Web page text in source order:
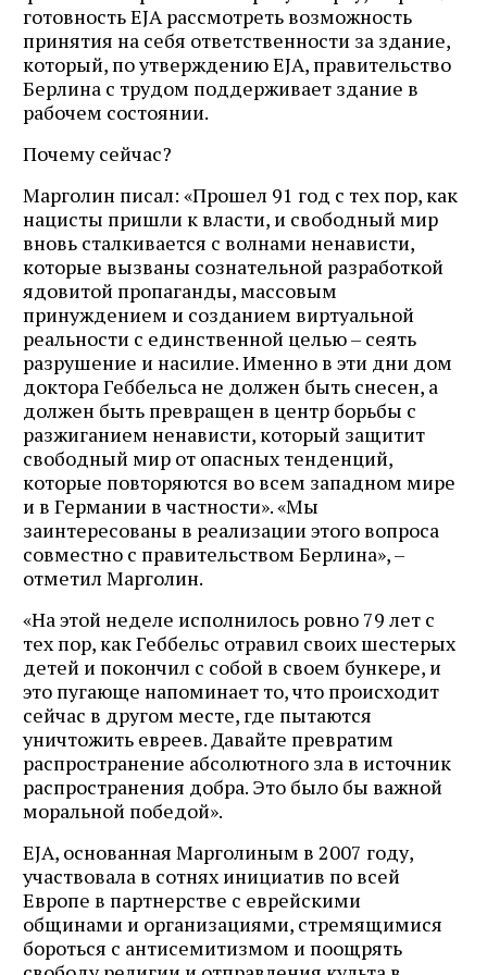
готовность EJA рассмотреть возможность
принятия на себя ответственности за здание,
который, по утверждению EJA, правительство
Берлина с трудом поддерживает здание в
рабочем состоянии.
Почему сейчас?
Марголин писал: «Прошел 91 год с тех пор, как
нацисты пришли к власти, и свободный мир
вновь сталкивается с волнами ненависти,
которые вызваны сознательной разработкой
ядовитой пропаганды, массовым
принуждением и созданием виртуальной
реальности с единственной целью – сеять
разрушение и насилие. Именно в эти дни дом
доктора Геббельса не должен быть снесен, а
должен быть превращен в центр борьбы с
разжиганием ненависти, который защитит
свободный мир от опасных тенденций,
которые повторяются во всем западном мире
и в Германии в частности». «Мы
заинтересованы в реализации этого вопроса
совместно с правительством Берлина», –
отметил Марголин.
«На этой неделе исполнилось ровно 79 лет с
тех пор, как Геббельс отравил своих шестерых
детей и покончил с собой в своем бункере, и
это пугающе напоминает то, что происходит
сейчас в другом месте, где пытаются
уничтожить евреев. Давайте превратим
распространение абсолютного зла в источник
распространения добра. Это было бы важной
моральной победой».
EJA, основанная Марголиным в 2007 году,
участвовала в сотнях инициатив по всей
Европе в партнерстве с еврейскими
общинами и организациями, стремящимися
бороться с антисемитизмом и поощрять